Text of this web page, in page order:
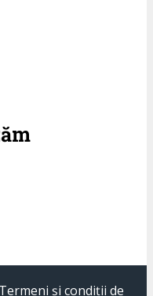
Termeni și condiții de